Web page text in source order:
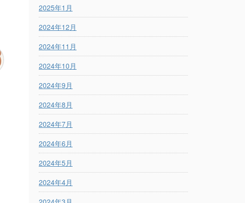
2025年1月
2024年12月
2024年11月
2024年10月
2024年9月
2024年8月
2024年7月
2024年6月
2024年5月
2024年4月